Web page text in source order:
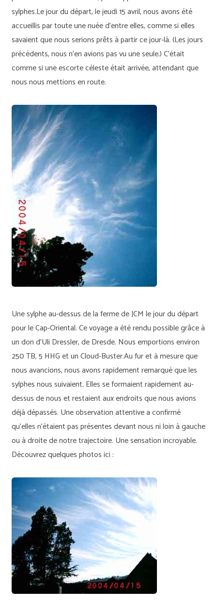
sylphes.Le jour du départ, le jeudi 15 avril, nous avons été
accueillis par toute une nuée d’entre elles, comme si elles
savaient que nous serions prêts à partir ce jour-là. (Les jours
précédents, nous n’en avions pas vu une seule.) C’était
comme si une escorte céleste était arrivée, attendant que
nous nous mettions en route.
Une sylphe au-dessus de la ferme de JCM le jour du départ
pour le Cap-Oriental. Ce voyage a été rendu possible grâce à
un don d’Uli Dressler, de Dresde. Nous emportions environ
250 TB, 5 HHG et un Cloud-Buster.Au fur et à mesure que
nous avancions, nous avons rapidement remarqué que les
sylphes nous suivaient. Elles se formaient rapidement au-
dessus de nous et restaient aux endroits que nous avions
déjà dépassés. Une observation attentive a confirmé
qu’elles n’étaient pas présentes devant nous ni loin à gauche
ou à droite de notre trajectoire. Une sensation incroyable.
Découvrez quelques photos ici :